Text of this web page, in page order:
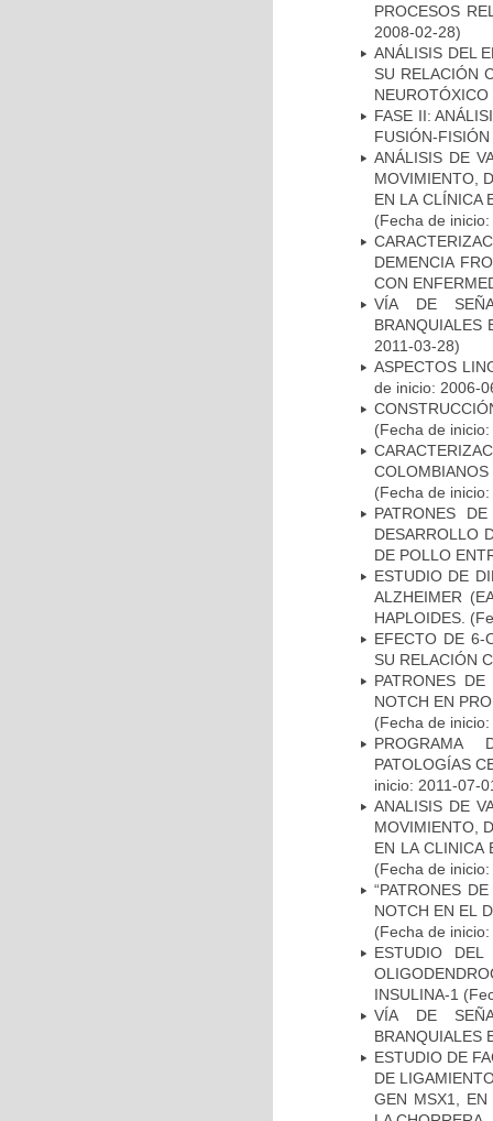
PROCESOS
2008-02-28)
ANÁLISIS DEL
SU RELACIÓN
NEUROTÓXICO
FASE II:
FUSIÓN-
ANÁLISIS DE
MOVIMIENTO,
EN LA CLÍNICA
(Fecha de
DEMENCIA
CON
VÍA DE
BRANQUIALES
2011-03-28)
ASPECTOS
de inicio: 2006-
(Fecha de
(Fecha de
PATRONES
DESARROLLO
DE POLLO
ESTUDIO DE
ALZHEIMER
HAPLOIDES.
EFECTO DE 6-
SU RELACIÓN
PATRONES
NOTCH EN
(Fecha de
PROGRAMA
PATOLOGÍAS
inicio: 2011-07-
ANALISIS DE
MOVIMIENTO,
EN LA CLINICA
(Fecha de
“PATRONES
NOTCH EN EL
(Fecha de
ESTUDIO
INSULINA-1
VÍA DE
BRANQUIALES
ESTUDIO DE
DE
GEN MSX1, EN